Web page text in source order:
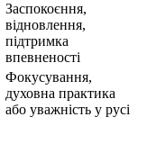
Заспокоєння,
відновлення,
підтримка
впевненості
Фокусування,
духовна практика
або уважність у русі